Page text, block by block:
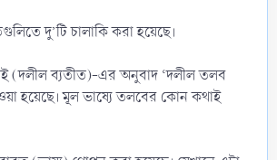
দু’টি চালাকি করা হয়েছে।
(দলীল ব্যতীত)-এর অনুবাদ ‘দলীল তলব
হয়েছে। মূল ভাষ্যে তলবের কোন কথাই